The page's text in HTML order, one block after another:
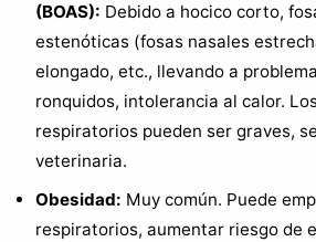
(BOAS): Debido a hocico corto,
estenóticas (fosas nasales
elongado, etc., llevando a
ronquidos, intolerancia al calor.
respiratorios pueden ser graves,
veterinaria.
Obesidad: Muy común. Puede
respiratorios, aumentar riesgo de